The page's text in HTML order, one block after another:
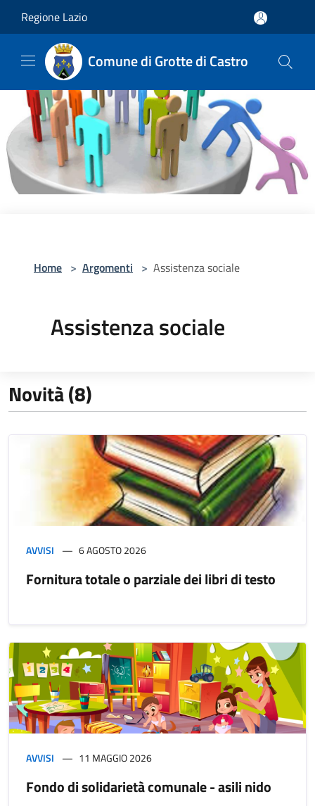
Regione Lazio
Comune di Grotte di Castro
Home > Argomenti > Assistenza sociale
Assistenza sociale
Novità (8)
AVVISI 6 AGOSTO 2026
Fornitura totale o parziale dei libri di testo
AVVISI 11 MAGGIO 2026
Fondo di solidarietà comunale - asili nido